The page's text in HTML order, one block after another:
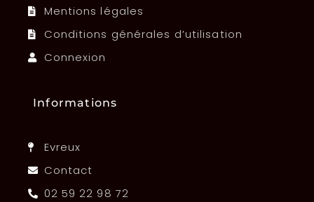
Mentions légales
Conditions générales d’utilisation
Connexion
Informations
Evreux
Contact
02 59 22 98 72